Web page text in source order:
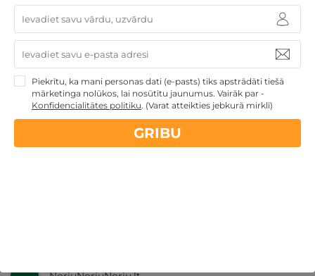
14 dienunaudas atmaksas garantija
Kvalitatīva klientuapkalpošana
GribuAtpusties.lvizmēģināts
Piekrītu, ka mani personas dati (e-pasts) tiks apstrādāti tiešā
mārketinga nolūkos, lai nosūtītu jaunumus. Vairāk par -
Konfidencialitātes politiku. (Varat atteikties jebkurā mirklī)
GRIBU